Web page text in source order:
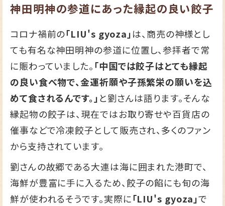
神田明神の参道にあった縁起の良い餃子
コロナ禍前の「LIU's gyoza」は、商売の神様とし
ても有名な神田明神の参道に位置し、参拝者で常
に賑わっていました。「中国では餃子はとても縁起
の良い食べ物で、金運祈願や子孫繁栄の願いを込
めて食されるんです。」と劉さんは語ります。そんな
縁起物の餃子は、現在ではお取り寄せや百貨店の
催事などで冷凍餃子として販売され、多くのファン
から支持されています。
劉さんの故郷である大連は海に囲まれた港町で、
海鮮が豊富に手に入るため、餃子の餡にも旬の海
鮮が使われるそうです。実際に「LIU's gyoza」で